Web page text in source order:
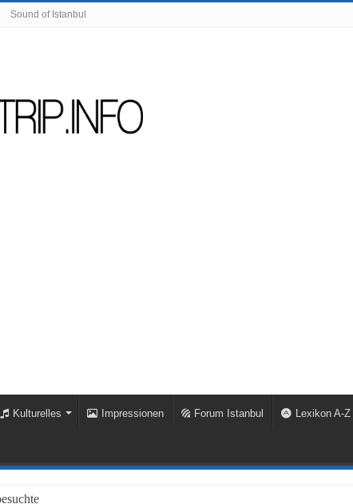
Sound of Istanbul
Kulturelles Impressionen Forum Istanbul Lexikon A-Z
Stadt der Welt 2023 vor